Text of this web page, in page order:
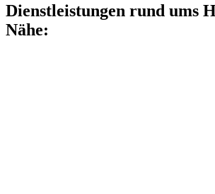
Dienstleistungen rund ums
Nähe: